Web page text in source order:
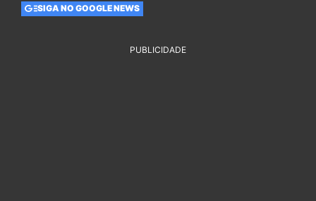
SIGA NO GOOGLE NEWS
PUBLICIDADE